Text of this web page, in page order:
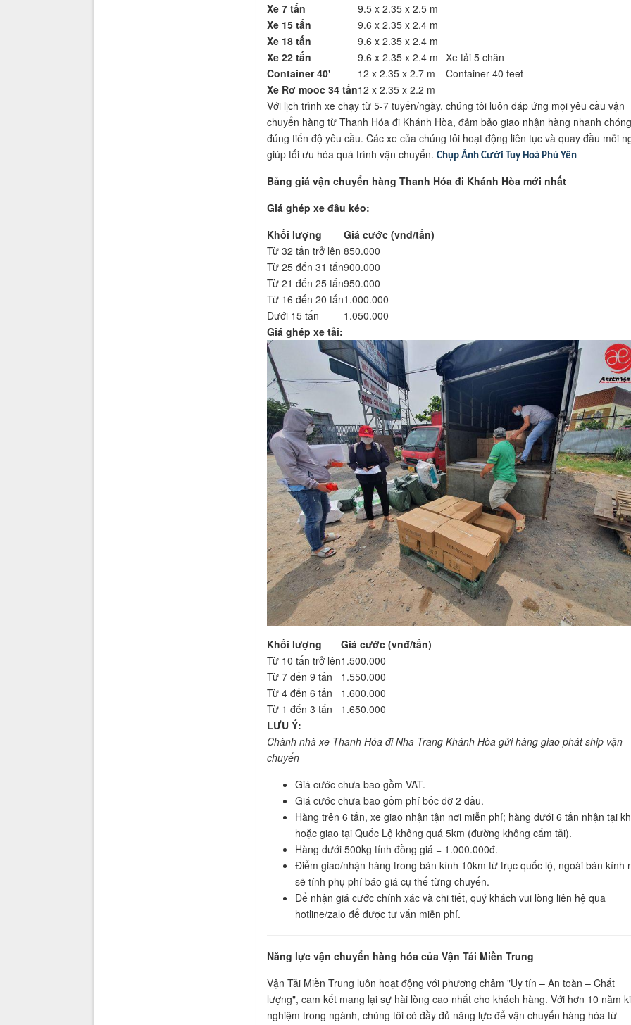
Xe 7 tấn
9.5 x 2.35 x 2.5 m
Xe 15 tấn
9.6 x 2.35 x 2.4 m
Xe 18 tấn
9.6 x 2.35 x 2.4 m
Xe 22 tấn
9.6 x 2.35 x 2.4 m Xe tải 5 chân
Container 40'
12 x 2.35 x 2.7 m
Container 40 feet
Xe Rơ mooc 34 tấn12 x 2.35 x 2.2 m
Với lịch trình xe chạy từ 5-7 tuyến/ngày, chúng tôi luôn đáp ứng mọi yêu cầu vận
chuyển hàng từ Thanh Hóa đi Khánh Hòa, đảm bảo giao nhận hàng nhanh
đúng tiến độ yêu cầu. Các xe của chúng tôi hoạt động liên tục và quay đầu mỗi
giúp tối ưu hóa quá trình vận chuyển. Chụp Ảnh Cưới Tuy Hoà Phú Yên
Bảng giá vận chuyển hàng Thanh Hóa đi Khánh Hòa mới nhất
Giá ghép xe đầu kéo:
Khối lượng
Giá cước (vnđ/tấn)
Từ 32 tấn trở lên 850.000
Từ 25 đến 31 tấn900.000
Từ 21 đến 25 tấn950.000
Từ 16 đến 20 tấn1.000.000
Dưới 15 tấn
1.050.000
Giá ghép xe tải:
Khối lượng
Giá cước (vnđ/tấn)
Từ 10 tấn trở lên1.500.000
Từ 7 đến 9 tấn
1.550.000
Từ 4 đến 6 tấn
1.600.000
Từ 1 đến 3 tấn
1.650.000
LƯU Ý:
Chành nhà xe Thanh Hóa đi Nha Trang Khánh Hòa gửi hàng giao phát ship vận
chuyển
Giá cước chưa bao gồm VAT.
Giá cước chưa bao gồm phí bốc dỡ 2 đầu.
Hàng trên 6 tấn, xe giao nhận tận nơi miễn phí; hàng dưới 6 tấn nhận tại
hoặc giao tại Quốc Lộ không quá 5km (đường không cấm tải).
Hàng dưới 500kg tính đồng giá = 1.000.000đ.
Điểm giao/nhận hàng trong bán kính 10km từ trục quốc lộ, ngoài bán kính
sẽ tính phụ phí báo giá cụ thể từng chuyến.
Để nhận giá cước chính xác và chi tiết, quý khách vui lòng liên hệ qua
hotline/zalo để được tư vấn miễn phí.
Năng lực vận chuyển hàng hóa của Vận Tải Miền Trung
Vận Tải Miền Trung luôn hoạt động với phương châm "Uy tín – An toàn – Chất
lượng", cam kết mang lại sự hài lòng cao nhất cho khách hàng. Với hơn 10 năm
nghiệm trong ngành, chúng tôi có đầy đủ năng lực để vận chuyển hàng hóa từ